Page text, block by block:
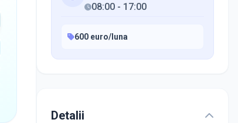
08:00 - 17:00
600 euro/luna
Detalii